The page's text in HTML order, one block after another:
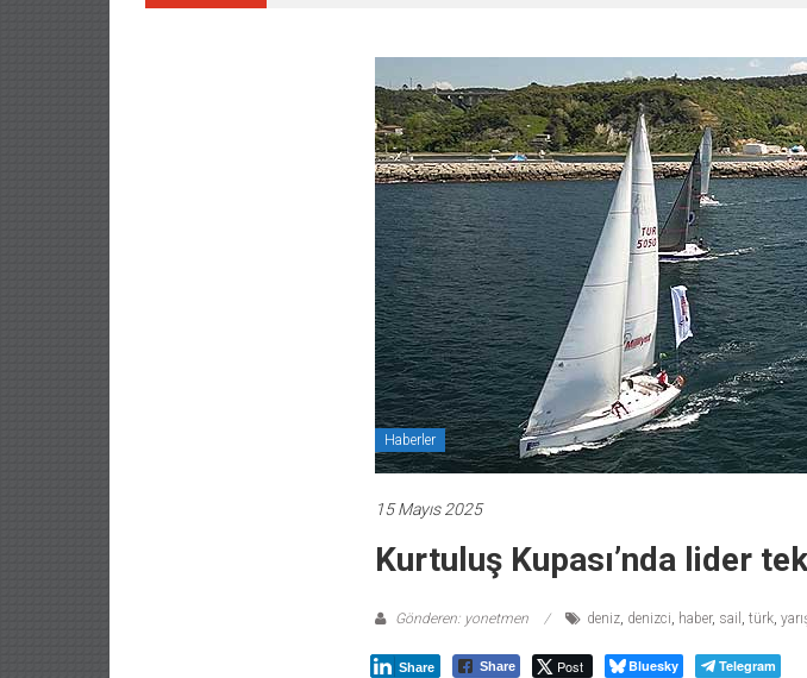
Haberler
15 Mayıs 2025
Kurtuluş Kupası’nda lider
Gönderen: yonetmen deniz, denizci, haber, sail , türk,
Share Share Post Bluesky Telegram